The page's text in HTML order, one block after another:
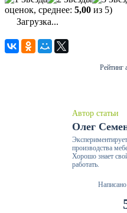
оценок, среднее: 5,00 из 5)
Загрузка...
Рейтинг
Автор статьи
Олег
производства
Хорошо знает
работать.
Написано